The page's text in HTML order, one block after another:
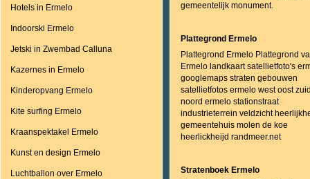
Hotels in Ermelo
Indoorski Ermelo
Jetski in Zwembad Calluna
Kazernes in Ermelo
Kinderopvang Ermelo
Kite surfing Ermelo
Kraanspektakel Ermelo
Kunst en design Ermelo
Luchtballon over Ermelo
gemeentelijk monument.
Plattegrond Ermelo
Plattegrond Ermelo Plattegrond
Ermelo landkaart satellietfoto's
googlemaps straten gebouwen
satellietfotos ermelo west oost
noord ermelo stationstraat
industrieterrein veldzicht
gemeentehuis molen de koe
heerlickheijd randmeer.net
Stratenboek Ermelo